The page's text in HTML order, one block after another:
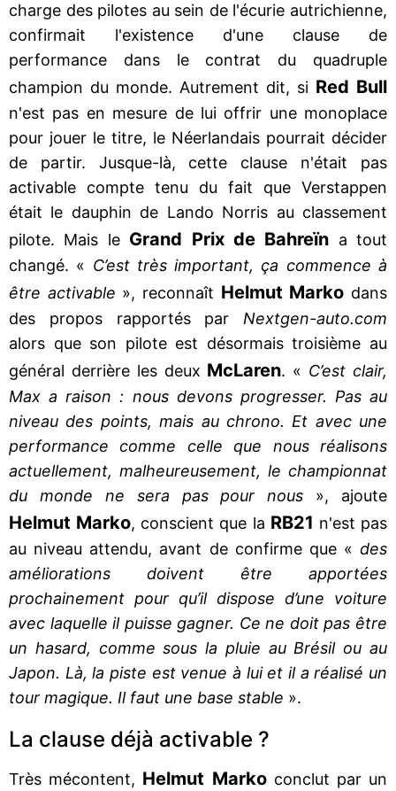
charge des pilotes au sein de l'écurie autrichienne,
confirmait l'existence d'une clause de
performance dans le contrat du quadruple
champion du monde. Autrement dit, si Red Bull
n'est pas en mesure de lui offrir une monoplace
pour jouer le titre, le Néerlandais pourrait décider
de partir. Jusque-là, cette clause n'était pas
activable compte tenu du fait que Verstappen
était le dauphin de Lando Norris au classement
pilote. Mais le Grand Prix de Bahreïn a tout
changé. « C’est très important, ça commence à
être activable », reconnaît Helmut Marko dans
des propos rapportés par Nextgen-auto.com
alors que son pilote est désormais troisième au
général derrière les deux McLaren. « C’est clair,
Max a raison : nous devons progresser. Pas au
niveau des points, mais au chrono. Et avec une
performance comme celle que nous réalisons
actuellement, malheureusement, le championnat
du monde ne sera pas pour nous », ajoute
Helmut Marko, conscient que la RB21 n'est pas
au niveau attendu, avant de confirme que « des
améliorations doivent être apportées
prochainement pour qu’il dispose d’une voiture
avec laquelle il puisse gagner. Ce ne doit pas être
un hasard, comme sous la pluie au Brésil ou au
Japon. Là, la piste est venue à lui et il a réalisé un
tour magique. Il faut une base stable ».
La clause déjà activable ?
Très mécontent, Helmut Markoconclut par un